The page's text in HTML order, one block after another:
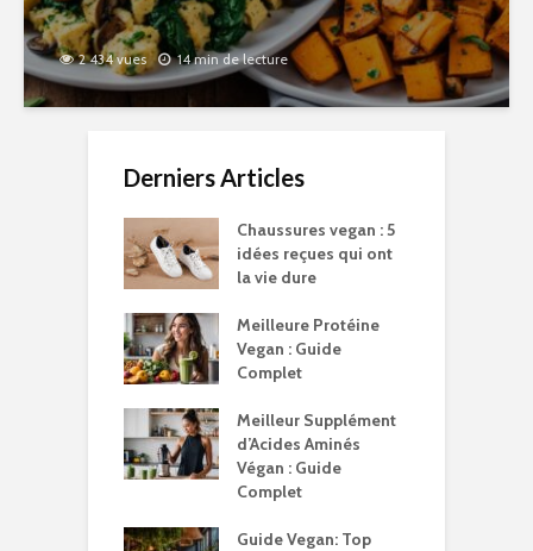
2 434 vues 14 min de lecture
Derniers Articles
Chaussures vegan : 5
idées reçues qui ont
la vie dure
Meilleure Protéine
Vegan : Guide
Complet
Meilleur Supplément
d’Acides Aminés
Végan : Guide
Complet
Guide Vegan: Top